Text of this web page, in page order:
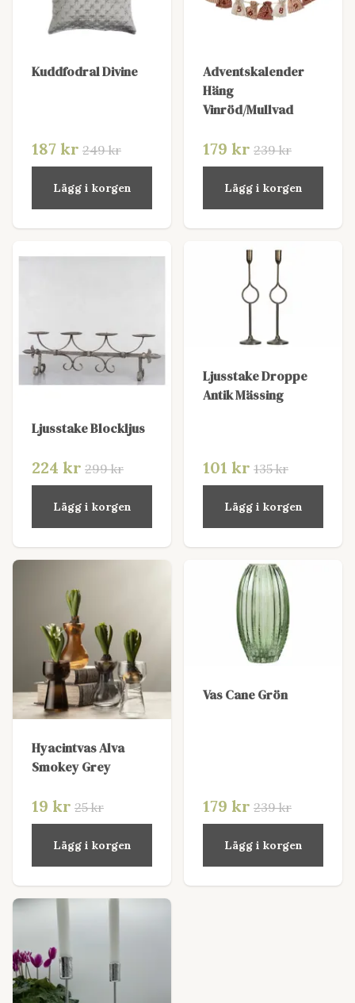
Kuddfodral Divine
187 kr 249 kr
Lägg i korgen
Adventskalender
Häng
Vinröd/Mullvad
179 kr 239 kr
Lägg i korgen
Ljusstake Blockljus
224 kr 299 kr
Lägg i korgen
Ljusstake Droppe
Antik Mässing
101 kr 135 kr
Lägg i korgen
Hyacintvas Alva
Smokey Grey
19 kr 25 kr
Lägg i korgen
Vas Cane Grön
179 kr 239 kr
Lägg i korgen